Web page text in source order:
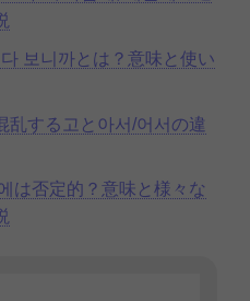
보니까とは？意味と使い
乱する고と아서/어서の違
は否定的？意味と様々な